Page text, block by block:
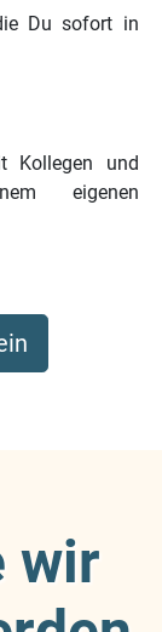
Du sofort in
Kollegen und
eigenen
wir